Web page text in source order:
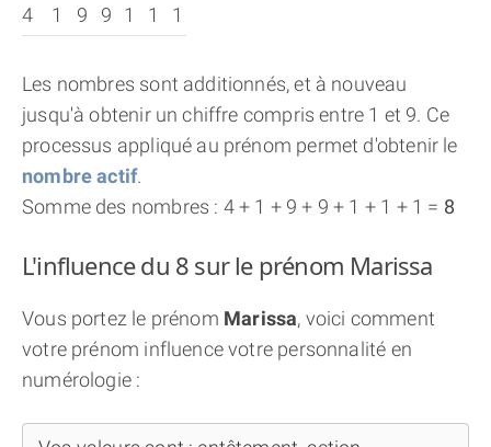
4
1 9 9 1 1 1
Les nombres sont additionnés, et à nouveau
jusqu'à obtenir un chiffre compris entre 1 et 9. Ce
processus appliqué au prénom permet d'obtenir le
nombre actif.
Somme des nombres : 4 + 1 + 9 + 9 + 1 + 1 + 1 = 8
L'influence du 8 sur le prénom Marissa
Vous portez le prénom Marissa, voici comment
votre prénom influence votre personnalité en
numérologie :